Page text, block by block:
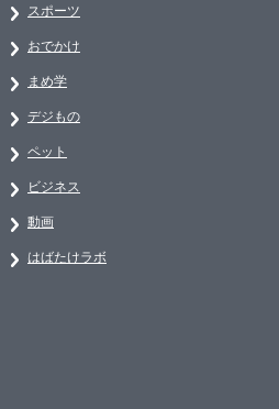
スポーツ
おでかけ
まめ学
デジもの
ペット
ビジネス
動画
はばたけラボ